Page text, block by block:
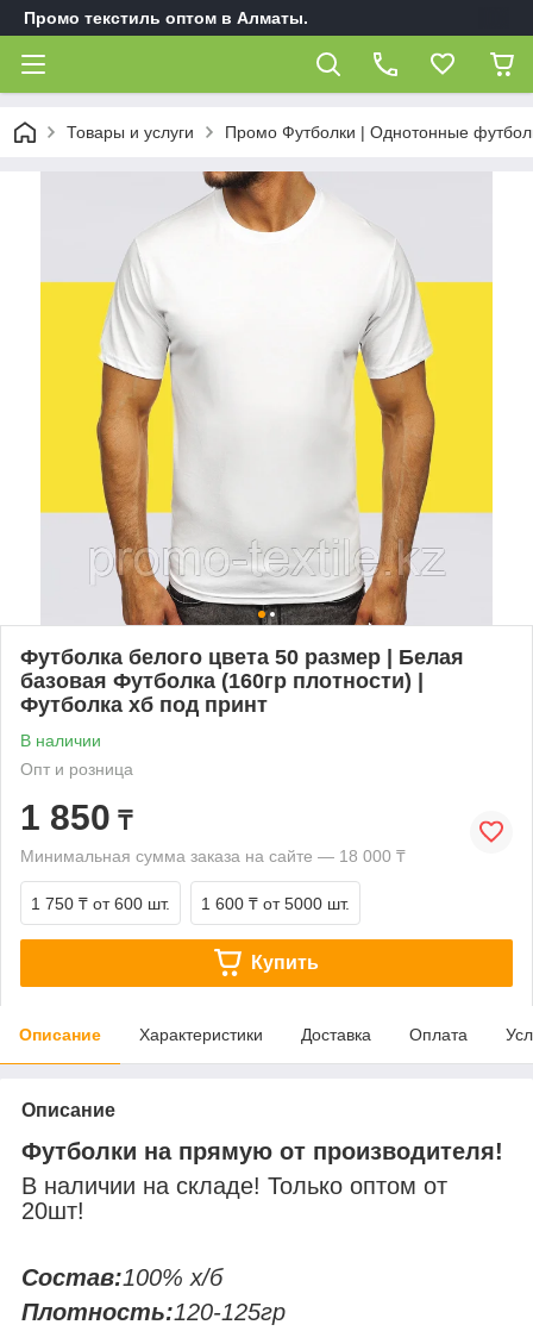
Промо текстиль оптом в Алматы.
Товары и услуги Промо Футболки | Однотонные
Футболка белого цвета 50 размер | Белая
базовая Футболка (160гр плотности) |
Футболка хб под принт
В наличии
Опт и розница
1 850 ₸
Минимальная сумма заказа на сайте — 18 000 ₸
1 750 ₸ от 600 шт. 1 600 ₸ от 5000 шт.
Купить
Описание Характеристики Доставка Оплата
Описание
Футболки на прямую от производителя!
В наличии на складе! Только оптом от
20шт!
Состав:100% х/б
Плотность:120-125гр